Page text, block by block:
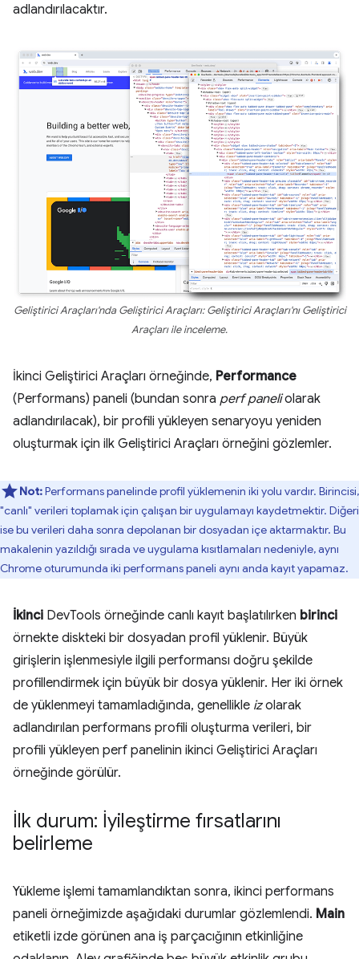
adlandırılacaktır.
Geliştirici Araçları'nda Geliştirici Araçları: Geliştirici Araçları'nı Geliştirici
Araçları ile inceleme.
İkinci Geliştirici Araçları örneğinde, Performance
(Performans) paneli (bundan sonra perf paneliolarak
adlandırılacak), bir profili yükleyen senaryoyu yeniden
oluşturmak için ilk Geliştirici Araçları örneğini gözlemler.
Not:Performans panelinde profil yüklemenin iki yolu vardır. Birincisi,
"canlı" verileri toplamak için çalışan bir uygulamayı kaydetmektir. Diğeri
ise bu verileri daha sonra depolanan bir dosyadan içe aktarmaktır. Bu
makalenin yazıldığı sırada ve uygulama kısıtlamaları nedeniyle, aynı
Chrome oturumunda iki performans paneli aynı anda kayıt yapamaz.
İkinci DevTools örneğinde canlı kayıt başlatılırken birinci
örnekte diskteki bir dosyadan profil yüklenir. Büyük
girişlerin işlenmesiyle ilgili performansı doğru şekilde
profillendirmek için büyük bir dosya yüklenir. Her iki örnek
de yüklenmeyi tamamladığında, genellikle izolarak
adlandırılan performans profili oluşturma verileri, bir
profili yükleyen perf panelinin ikinci Geliştirici Araçları
örneğinde görülür.
İlk durum: İyileştirme fırsatlarını
belirleme
Yükleme işlemi tamamlandıktan sonra, ikinci performans
paneli örneğimizde aşağıdaki durumlar gözlemlendi. Main
etiketli izde görünen ana iş parçacığının etkinliğine